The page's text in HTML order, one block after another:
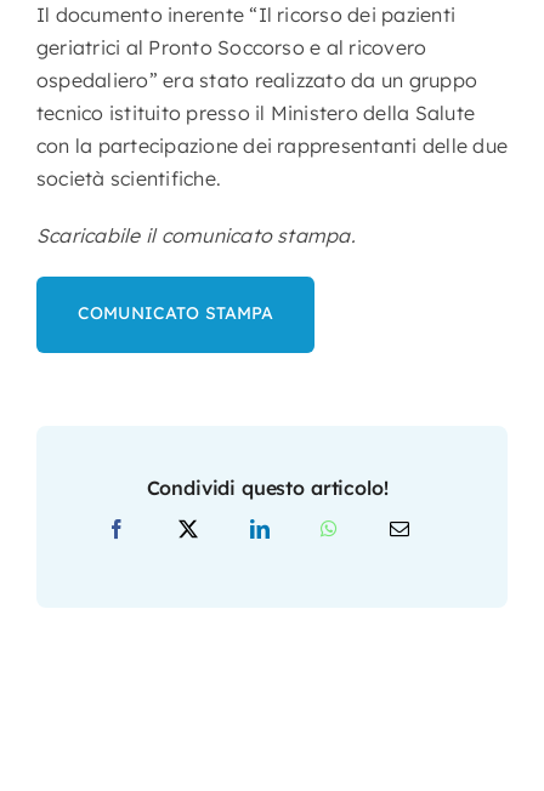
Il documento inerente “Il ricorso dei pazienti
geriatrici al Pronto Soccorso e al ricovero
ospedaliero” era stato realizzato da un gruppo
tecnico istituito presso il Ministero della Salute
con la partecipazione dei rappresentanti delle due
società scientifiche.
Scaricabile il comunicato stampa.
COMUNICATO STAMPA
Condividi questo articolo!